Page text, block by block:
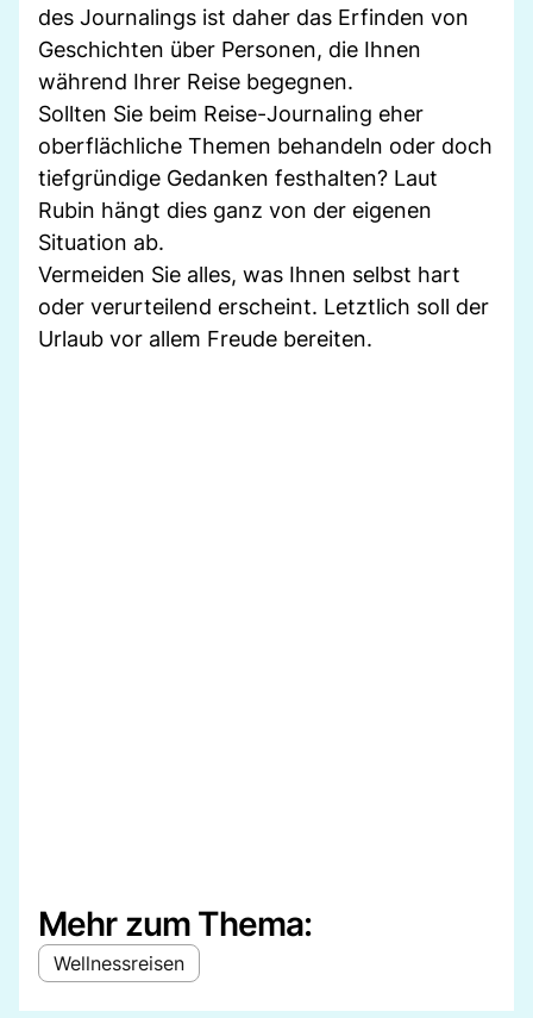
des Journalings ist daher das Erfinden von
Geschichten über Personen, die Ihnen
während Ihrer Reise begegnen.
Sollten Sie beim Reise-Journaling eher
oberflächliche Themen behandeln oder doch
tiefgründige Gedanken festhalten? Laut
Rubin hängt dies ganz von der eigenen
Situation ab.
Vermeiden Sie alles, was Ihnen selbst hart
oder verurteilend erscheint. Letztlich soll der
Urlaub vor allem Freude bereiten.
Mehr zum Thema:
Wellnessreisen